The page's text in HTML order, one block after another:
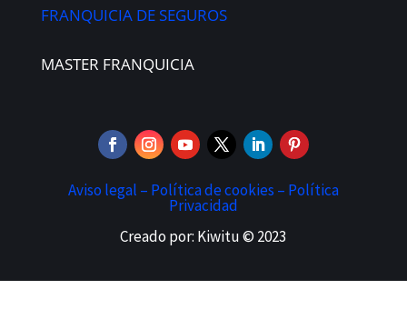
FRANQUICIA DE SEGUROS
MASTER FRANQUICIA
Aviso legal – Política de cookies – Política
Privacidad
Creado por: Kiwitu © 2023